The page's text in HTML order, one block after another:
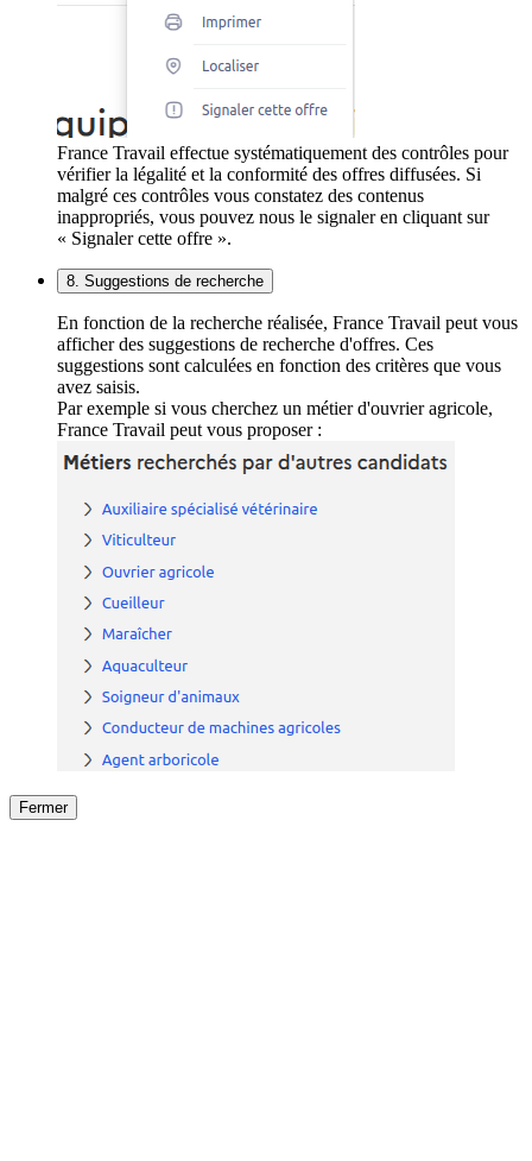
France Travail effectue systématiquement des contrôles pour
vérifier la légalité et la conformité des offres diffusées. Si
malgré ces contrôles vous constatez des contenus
inappropriés, vous pouvez nous le signaler en cliquant sur
« Signaler cette offre ».
8. Suggestions de recherche
En fonction de la recherche réalisée, France Travail peut vous
afficher des suggestions de recherche d'offres. Ces
suggestions sont calculées en fonction des critères que vous
avez saisis.
Par exemple si vous cherchez un métier d'ouvrier agricole,
France Travail peut vous proposer :
Fermer